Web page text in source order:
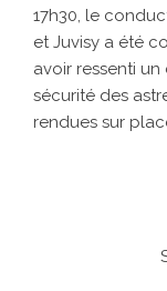
17h30, le
et Juvisy a été
avoir ressenti un
sécurité des
rendues sur